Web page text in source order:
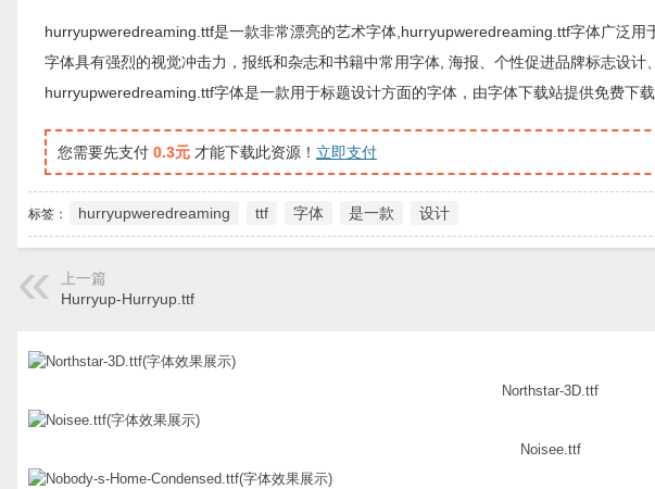
hurryupweredreaming.ttf是一款非常漂亮的艺术字体,hurryupweredreaming.ttf字体广泛
字体具有强烈的视觉冲击力，报纸和杂志和书籍中常用字体, 海报、个性促进品牌标志设计
hurryupweredreaming.ttf字体是一款用于标题设计方面的字体，由字体下载站提供免费下
您需要先支付 0.3元 才能下载此资源！ 立即支付
标签： hurryupweredreaming ttf 字体 是一款 设计
上一篇
Hurryup-Hurryup.ttf
Northstar-3D.ttf
Noisee.ttf